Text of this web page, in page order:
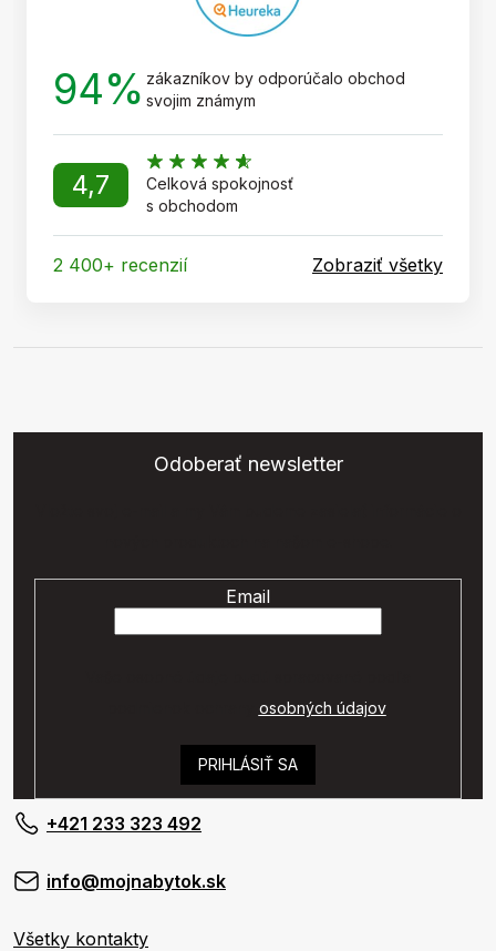
94% zákazníkov by odporúčalo obchod
svojim známym
4,7
Celková spokojnosť
s obchodom
2 400+ recenzií Zobraziť všetky
Odoberať newsletter
Email
osobných údajov.
PRIHLÁSIŤ SA
+421 233 323 492
info@mojnabytok.sk
Všetky kontakty